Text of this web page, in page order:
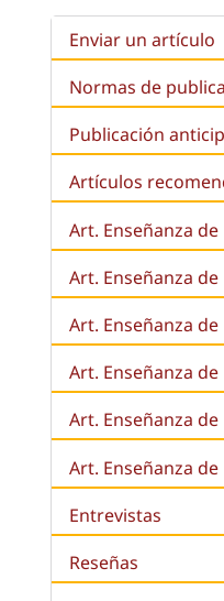
Enviar un artículo
Normas de
Publicación
Artículos
Art. Enseñanza
Art. Enseñanza
Art. Enseñanza de
Art. Enseñanza de
Art. Enseñanza
Art. Enseñanza
Entrevistas
Reseñas